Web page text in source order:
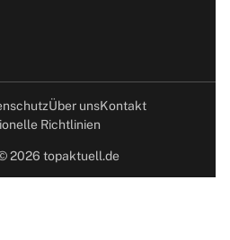
Über unsKontakt
Richtlinien
2026 topaktuell.de